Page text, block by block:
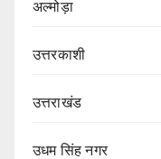
अल्मोड़ा
उत्तरकाशी
उत्तराखंड
उधम सिंह नगर